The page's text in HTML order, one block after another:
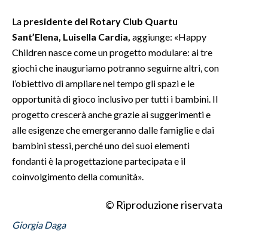
La presidente del Rotary Club Quartu
Sant’Elena, Luisella Cardia, aggiunge: «Happy
Children nasce come un progetto modulare: ai tre
giochi che inauguriamo potranno seguirne altri, con
l’obiettivo di ampliare nel tempo gli spazi e le
opportunità di gioco inclusivo per tutti i bambini. Il
progetto crescerà anche grazie ai suggerimenti e
alle esigenze che emergeranno dalle famiglie e dai
bambini stessi, perché uno dei suoi elementi
fondanti è la progettazione partecipata e il
coinvolgimento della comunità».
© Riproduzione riservata
Giorgia Daga